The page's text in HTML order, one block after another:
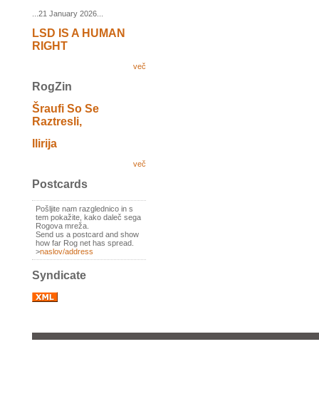
...21 January 2026...
LSD IS A HUMAN
RIGHT
več
RogZin
Šraufi So Se
Raztresli,
Ilirija
več
Postcards
Pošljite nam razglednico in s
tem pokažite, kako daleč sega
Rogova mreža.
Send us a postcard and show
how far Rog net has spread.
>naslov/address
Syndicate